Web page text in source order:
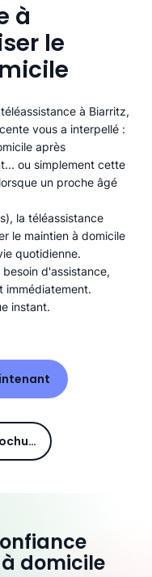
à
le
à Biarritz,
vous a interpellé :
après
ou simplement cette
un proche âgé
la téléassistance
le maintien à domicile
quotidienne.
d'assistance,
immédiatement.
instant.
Recevoir une brochure
domicile